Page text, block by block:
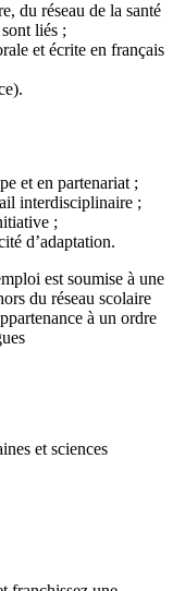
du réseau de la santé
liés ;
et écrite en français
et en partenariat ;
interdisciplinaire ;
;
d’adaptation.
est soumise à une
du réseau scolaire
à un ordre
et sciences